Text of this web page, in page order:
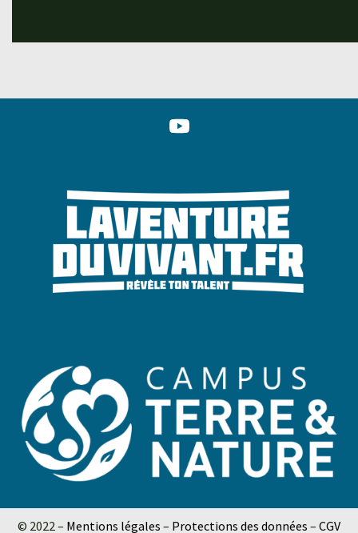
© 2022 – Mentions légales – Protections des données – CGV